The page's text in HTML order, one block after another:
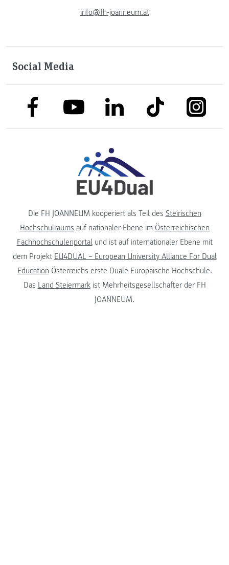
info@fh-joanneum.at
Social Media
link to facebooklink to youtubelink to linkedinlink to tiktok link to
Die FH JOANNEUM kooperiert als Teil des Steirischen
Hochschulraums auf nationaler Ebene im Österreichischen
Fachhochschulenportalund ist auf internationaler Ebene mit
dem Projekt EU4DUAL – European University Alliance For Dual
Education Österreichs erste Duale Europäische Hochschule.
Das Land Steiermarkist Mehrheitsgesellschafter der FH
JOANNEUM.